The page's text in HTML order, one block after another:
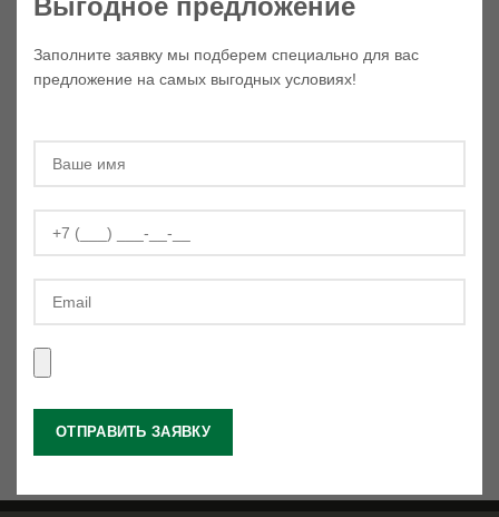
Выгодное предложение
Заполните заявку мы подберем специально для вас
предложение на самых выгодных условиях!